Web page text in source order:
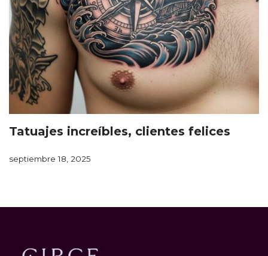
Tatuajes increíbles, clientes felices
septiembre 18, 2025